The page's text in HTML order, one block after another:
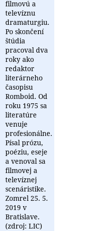
filmovú a
televíznu
dramaturgiu.
Po skončení
štúdia
pracoval dva
roky ako
redaktor
literárneho
časopisu
Romboid. Od
roku 1975 sa
literatúre
venuje
profesionálne.
Písal prózu,
poéziu, eseje
a venoval sa
filmovej a
televíznej
scenáristike.
Zomrel 25. 5.
2019 v
Bratislave.
(zdroj: LIC)